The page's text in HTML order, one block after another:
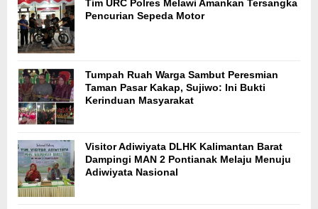
Tim URC Polres Melawi Amankan Tersangka
Pencurian Sepeda Motor
Tumpah Ruah Warga Sambut Peresmian
Taman Pasar Kakap, Sujiwo: Ini Bukti
Kerinduan Masyarakat
Visitor Adiwiyata DLHK Kalimantan Barat
Dampingi MAN 2 Pontianak Melaju Menuju
Adiwiyata Nasional